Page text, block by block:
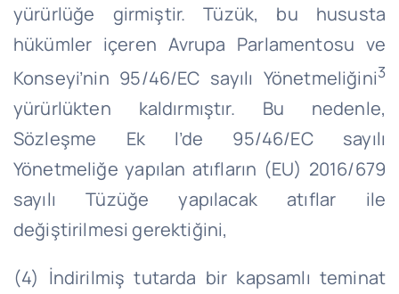
yürürlüğe girmiştir. Tüzük, bu hususta
hükümler içeren Avrupa Parlamentosu ve
Konseyi’nin 95/46/EC sayılı Yönetmeliğini3
yürürlükten kaldırmıştır. Bu nedenle,
Sözleşme Ek l’de 95/46/EC sayılı
Yönetmeliğe yapılan atıfların (EU) 2016/679
sayılı Tüzüğe yapılacak atıflar ile
değiştirilmesi gerektiğini,
(4) İndirilmiş tutarda bir kapsamlı teminat